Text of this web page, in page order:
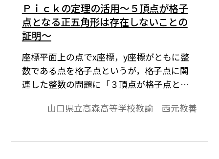
Ｐｉｃｋの定理の活用～５頂点が格子
点となる正五角形は存在しないことの
証明～
座標平面上の点でx座標，y座標がともに整
数である点を格子点というが，格子点に関
連した整数の問題に「３頂点が格子点とな
ものがある。正四角形つまり正方形であれ
では「５頂点が格子点となる正五角形は存
山口県立高森高等学校教諭 西元教善